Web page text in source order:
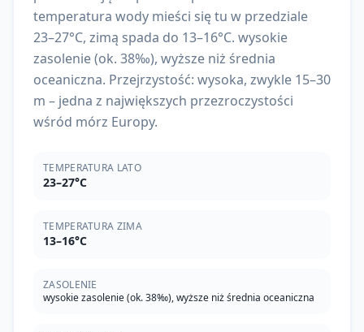
temperatura wody mieści się tu w przedziale
23–27°C, zimą spada do 13–16°C. wysokie
zasolenie (ok. 38‰), wyższe niż średnia
oceaniczna. Przejrzystość: wysoka, zwykle 15–30
m – jedna z największych przezroczystości
wśród mórz Europy.
TEMPERATURA LATO
23–27°C
TEMPERATURA ZIMA
13–16°C
ZASOLENIE
wysokie zasolenie (ok. 38‰), wyższe niż średnia oceaniczna